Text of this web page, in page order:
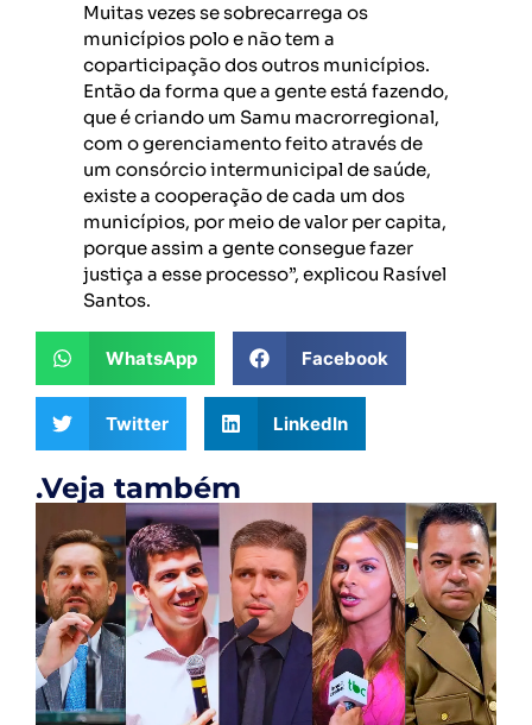
Muitas vezes se sobrecarrega os
municípios polo e não tem a
coparticipação dos outros municípios.
Então da forma que a gente está fazendo,
que é criando um Samu macrorregional,
com o gerenciamento feito através de
um consórcio intermunicipal de saúde,
existe a cooperação de cada um dos
municípios, por meio de valor per capita,
porque assim a gente consegue fazer
justiça a esse processo”, explicou Rasível
Santos.
WhatsApp Facebook
Twitter LinkedIn
.Veja também